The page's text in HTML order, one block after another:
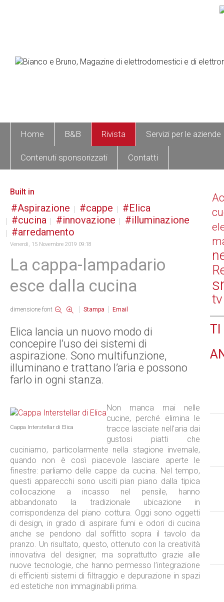
Home B&B Rivista Servizi per le aziende
Contenuti sponsorizzati Contatti
Built in
Aspirazione cappe
Elica
cucina
innovazione
illuminazione
arredamento
Venerdì, 15 Novembre 2019 09:18
La cappa-lampadario
esce dalla cucina
dimensione font Stampa Email
Elica lancia un nuovo modo di
concepire l’uso dei sistemi di
aspirazione. Sono multifunzione,
illuminano e trattano l’aria e possono
farlo in ogni stanza.
Cappa Interstellar di Elica
Non manca mai nelle
cucine, perché elimina le
tracce lasciate nell’aria dai
gustosi piatti che
cuciniamo, particolarmente nella stagione invernale,
quando non è così piacevole lasciare aperte le
finestre: parliamo delle cappe da cucina. Nel tempo,
questi apparecchi sono usciti pian piano dalla tipica
collocazione a incasso nel pensile, hanno
abbandonato la tradizionale ubicazione in
corrispondenza del piano cottura. Oggi sono oggetti
di design, in grado di aspirare fumi e odori di cucina
anche se pendono dal soffitto sopra il tavolo da
pranzo. Un risultato, questo, ottenuto con la creatività
innovativa del designer, ma soprattutto grazie alle
nuove tecnologie, che hanno permesso l’integrazione
di efficienti sistemi di filtraggio e depurazione in spazi
ed estetiche non immaginabili prima.
tv
TI